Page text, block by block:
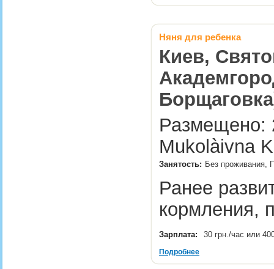
Няня для ребенка
Киев,
Размещено:
Mukolàivna
Занятость: Без проживания,
Ранее
кормления,
Зарплата: 30 грн./час или
Подробнее